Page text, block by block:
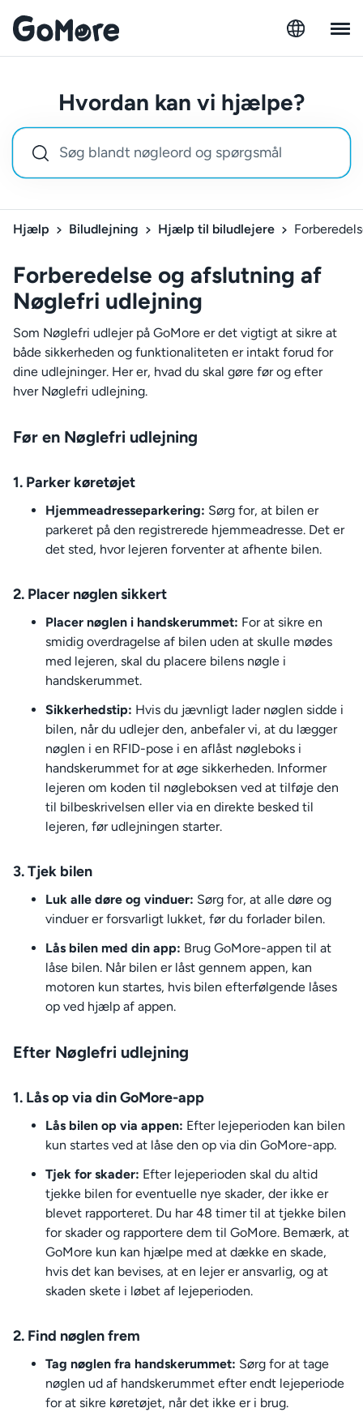
Hvordan kan vi hjælpe?
Hjælp Biludlejning Hjælp til biludlejere
Forberedelse og afslutning af
Nøglefri udlejning
Som Nøglefri udlejer på GoMore er det vigtigt at sikre at
både sikkerheden og funktionaliteten er intakt forud for
dine udlejninger. Her er, hvad du skal gøre før og efter
hver Nøglefri udlejning.
Før en Nøglefri udlejning
1. Parker køretøjet
Hjemmeadresseparkering: Sørg for, at bilen er
parkeret på den registrerede hjemmeadresse. Det er
det sted, hvor lejeren forventer at afhente bilen.
2. Placer nøglen sikkert
Placer nøglen i handskerummet: For at sikre en
smidig overdragelse af bilen uden at skulle mødes
med lejeren, skal du placere bilens nøgle i
handskerummet.
Sikkerhedstip: Hvis du jævnligt lader nøglen sidde i
bilen, når du udlejer den, anbefaler vi, at du lægger
nøglen i en RFID-pose i en aflåst nøgleboks i
handskerummet for at øge sikkerheden. Informer
lejeren om koden til nøgleboksen ved at tilføje den
til bilbeskrivelsen eller via en direkte besked til
lejeren, før udlejningen starter.
3. Tjek bilen
Luk alle døre og vinduer: Sørg for, at alle døre og
vinduer er forsvarligt lukket, før du forlader bilen.
Lås bilen med din app: Brug GoMore-appen til at
låse bilen. Når bilen er låst gennem appen, kan
motoren kun startes, hvis bilen efterfølgende låses
op ved hjælp af appen.
Efter Nøglefri udlejning
1. Lås op via din GoMore-app
Lås bilen op via appen: Efter lejeperioden kan bilen
kun startes ved at låse den op via din GoMore-app.
Tjek for skader: Efter lejeperioden skal du altid
tjekke bilen for eventuelle nye skader, der ikke er
blevet rapporteret. Du har 48 timer til at tjekke bilen
for skader og rapportere dem til GoMore. Bemærk, at
GoMore kun kan hjælpe med at dække en skade,
hvis det kan bevises, at en lejer er ansvarlig, og at
skaden skete i løbet af lejeperioden.
2. Find nøglen frem
Tag nøglen fra handskerummet: Sørg for at tage
nøglen ud af handskerummet efter endt lejeperiode
for at sikre køretøjet, når det ikke er i brug.